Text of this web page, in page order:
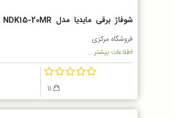
شوفاژ برقی مایدیا مدل NDK15-20MR
شیشه‌ای لمسی
فروشگاه مرکزی
اطلاعات بیشتر...